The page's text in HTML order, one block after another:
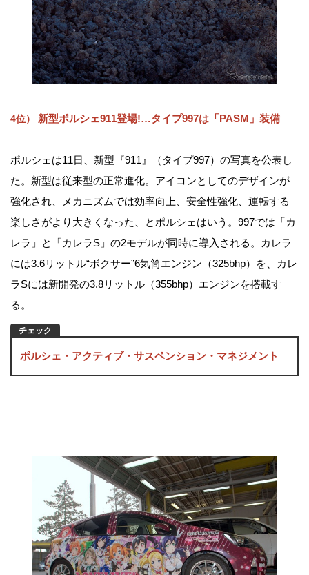
4位） 新型ポルシェ911登場!…タイプ997は「PASM」装備
ポルシェは11日、新型『911』（タイプ997）の写真を公表し
た。新型は従来型の正常進化。アイコンとしてのデザインが
強化され、メカニズムでは効率向上、安全性強化、運転する
楽しさがより大きくなった、とポルシェはいう。997では「カ
レラ」と「カレラS」の2モデルが同時に導入される。カレラ
には3.6リットル“ボクサー”6気筒エンジン（325bhp）を、カレ
ラSには新開発の3.8リットル（355bhp）エンジンを搭載す
る。
ポルシェ・アクティブ・サスペンション・マネジメント